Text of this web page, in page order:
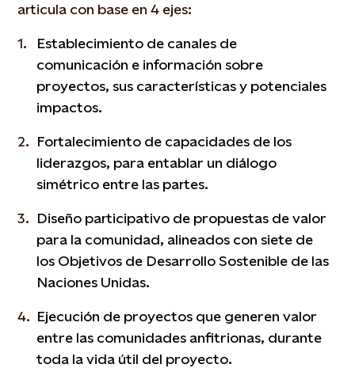
articula con base en 4 ejes:
Establecimiento de canales de
comunicación e información sobre
proyectos, sus características y potenciales
impactos.
Fortalecimiento de capacidades de los
liderazgos, para entablar un diálogo
simétrico entre las partes.
Diseño participativo de propuestas de valor
para la comunidad, alineados con siete de
los Objetivos de Desarrollo Sostenible de las
Naciones Unidas.
Ejecución de proyectos que generen valor
entre las comunidades anfitrionas, durante
toda la vida útil del proyecto.